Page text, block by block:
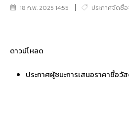
18 ก.พ. 2025 14:55 ประกาศจัดซื้
ดาวน์โหลด
ประกาศผู้ชนะการเสนอราคาซื้อวั